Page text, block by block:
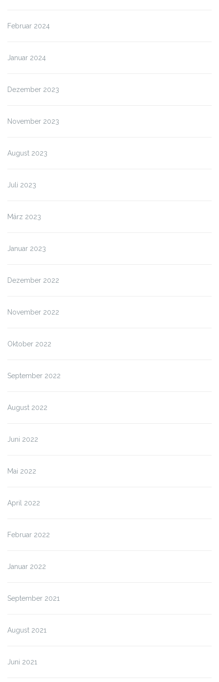
Februar 2024
Januar 2024
Dezember 2023
November 2023
August 2023
Juli 2023
März 2023
Januar 2023
Dezember 2022
November 2022
Oktober 2022
September 2022
August 2022
Juni 2022
Mai 2022
April 2022
Februar 2022
Januar 2022
September 2021
August 2021
Juni 2021